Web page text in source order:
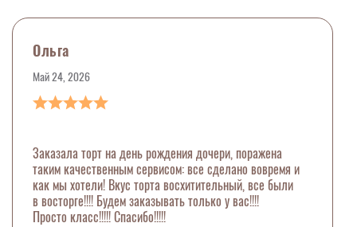
Ольга
Май 24, 2026
Заказала торт на день рождения дочери, поражена
таким качественным сервисом: все сделано вовремя и
как мы хотели! Вкус торта восхитительный, все были
в восторге!!!! Будем заказывать только у вас!!!!
Просто класс!!!!! Спасибо!!!!!